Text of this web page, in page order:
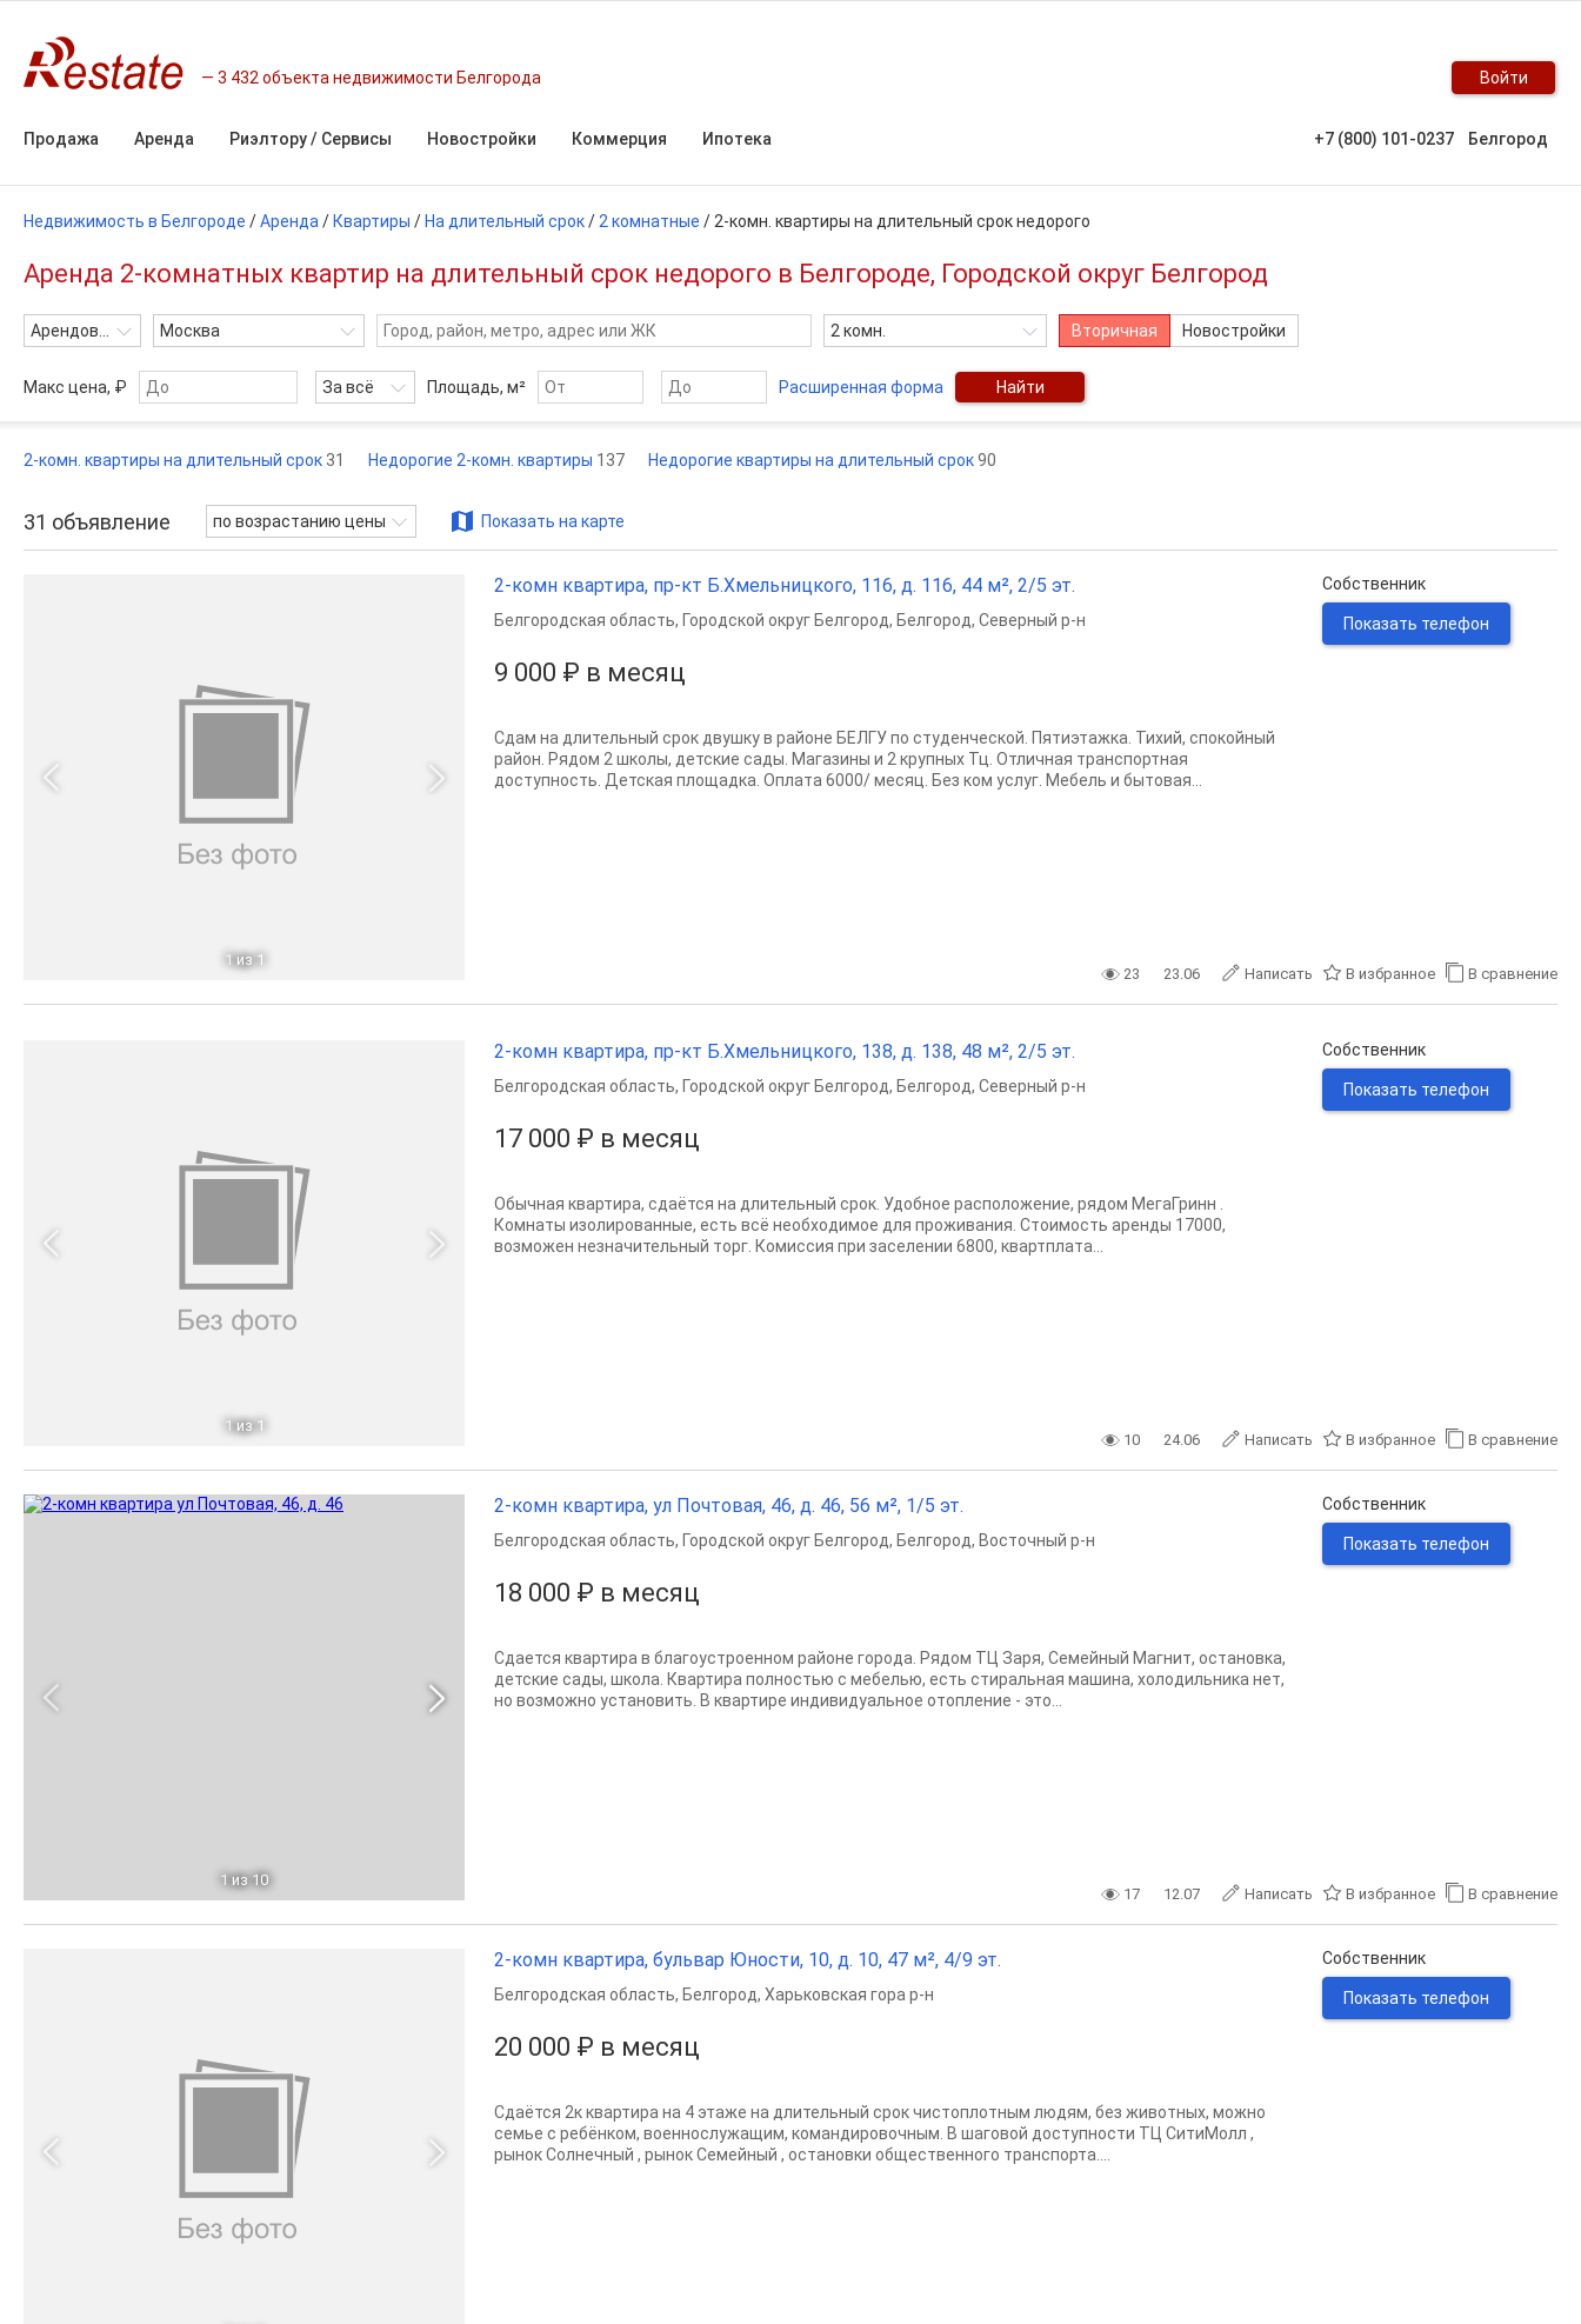
3 432 объекта недвижимости Белгорода Войти
Продажа Аренда Риэлтору / Сервисы Новостройки Коммерция Ипотека +7 (800) 101-0237 Белгород
Недвижимость в Белгороде /Аренда / Квартиры / На длительный срок/ 2 комнатные / 2-комн. квартиры на длительный срок недорого
Аренда 2-комнатных квартир на длительный срок недорого в Белгороде, Городской округ Белгород
Арендовать Москва 2 комн. Вторичная Новостройки
Макс цена, ₽ За всё Площадь, м² Расширенная форма Найти
2-комн. квартиры на длительный срок 31 Недорогие 2-комн. квартиры 137 Недорогие квартиры на длительный срок90
31 объявление по возрастанию цены Показать на карте
1 из 1
2-комн квартира, пр-кт Б.Хмельницкого, 116, д. 116, 44 м², 2/5 эт.
9 000 ₽ в месяц
Белгородская область, Городской округ Белгород, Белгород, Северный р-н
Сдам на длительный срок двушку в районе БЕЛГУ по студенческой. Пятиэтажка. Тихий, спокойный
район. Рядом 2 школы, детские сады. Магазины и 2 крупных Тц. Отличная транспортная
доступность. Детская площадка. Оплата 6000/ месяц. Без ком услуг. Мебель и бытовая...
Собственник
Показать телефон
23 23.06 Написать В избранное В сравнение
1 из 1
2-комн квартира, пр-кт Б.Хмельницкого, 138, д. 138, 48 м², 2/5 эт.
17 000 ₽ в месяц
Белгородская область, Городской округ Белгород, Белгород, Северный р-н
Обычная квартира, сдаётся на длительный срок. Удобное расположение, рядом МегаГринн .
Комнаты изолированные, есть всё необходимое для проживания. Стоимость аренды 17000,
возможен незначительный торг. Комиссия при заселении 6800, квартплата...
Собственник
Показать телефон
10 24.06 Написать В избранное В сравнение
1 из 10
2-комн квартира, ул Почтовая, 46, д. 46, 56 м², 1/5 эт.
18 000 ₽ в месяц
Белгородская область, Городской округ Белгород, Белгород, Восточный р-н
Сдается квартира в благоустроенном районе города. Рядом ТЦ Заря, Семейный Магнит, остановка,
детские сады, школа. Квартира полностью с мебелью, есть стиральная машина, холодильника нет,
но возможно установить. В квартире индивидуальное отопление - это...
Собственник
Показать телефон
17 12.07 Написать В избранное В сравнение
2-комн квартира, бульвар Юности, 10, д. 10, 47 м², 4/9 эт.
20 000 ₽ в месяц
Белгородская область, Белгород, Харьковская гора р-н
Сдаётся 2к квартира на 4 этаже на длительный срок чистоплотным людям, без животных, можно
семье с ребёнком, военнослужащим, командировочным. В шаговой доступности ТЦ СитиМолл ,
рынок Солнечный , рынок Семейный , остановки общественного транспорта....
Собственник
Показать телефон